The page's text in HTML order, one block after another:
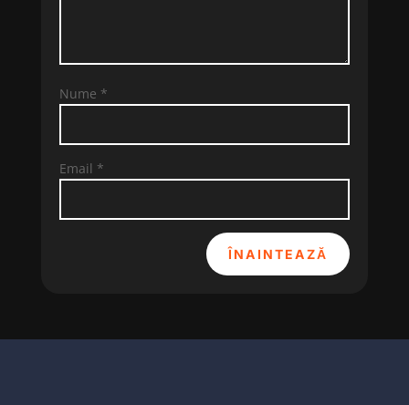
Nume *
Email *
ÎNAINTEAZĂ